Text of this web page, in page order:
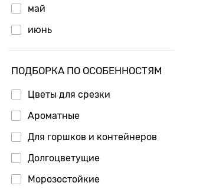
май
июнь
июль
ПОДБОРКА ПО ОСОБЕННОСТЯМ
Цветы для срезки
Ароматные
Для горшков и контейнеров
Долгоцветущие
Морозостойкие